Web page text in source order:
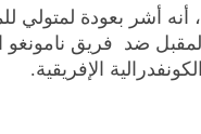
أشر بعودة لمتولي
المقبل ضد فريق نامونغو
الإفريقية.